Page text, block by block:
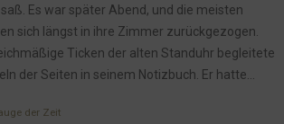
Es war später Abend, und die meisten
sich längst in ihre Zimmer zurückgezogen.
Ticken der alten Standuhr begleitete
der Seiten in seinem Notizbuch. Er hatte...
der Zeit